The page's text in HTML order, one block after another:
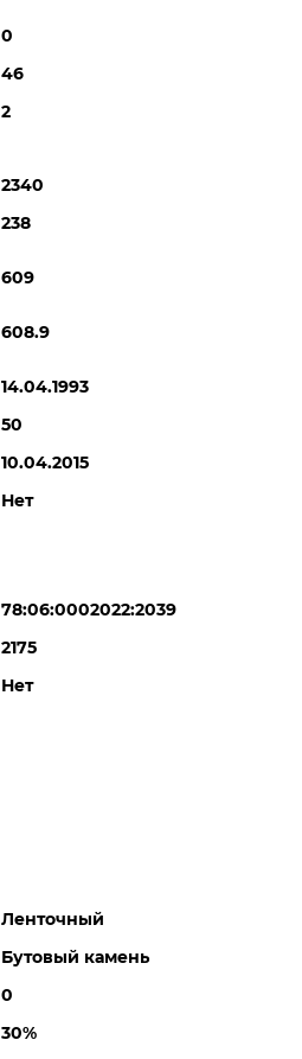
0
46
2
2340
238
609
608.9
14.04.1993
50
10.04.2015
Нет
78:06:0002022:2039
2175
Нет
Ленточный
Бутовый камень
0
30%